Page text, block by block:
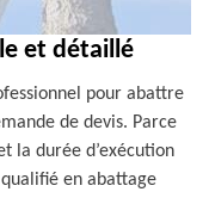
et détaillé
pour abattre
de devis. Parce
la durée d’exécution
en abattage